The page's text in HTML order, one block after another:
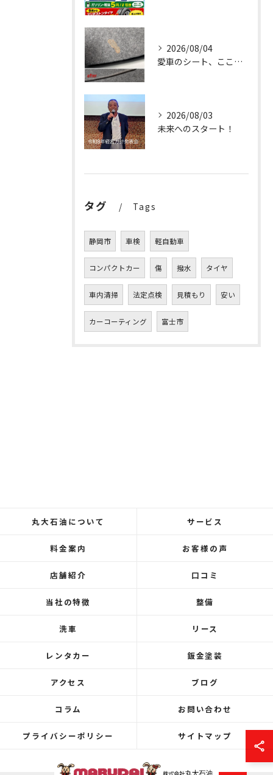
2026/08/04
愛車のシート、ここまで輝く✨
2026/08/03
未来へのスタート！
タグ Tags
静岡市 車検 軽自動車
コンパクトカー 傷 撥水 タイヤ
車内清掃 法定点検 見積もり 安い
カーコーティング 富士市
丸大石油について サービス
料金案内 お客様の声
店舗紹介 口コミ
当社の特徴 整備
洗車 リース
レンタカー 鈑金塗装
アクセス ブログ
コラム お問い合わせ
プライバシーポリシー サイトマップ